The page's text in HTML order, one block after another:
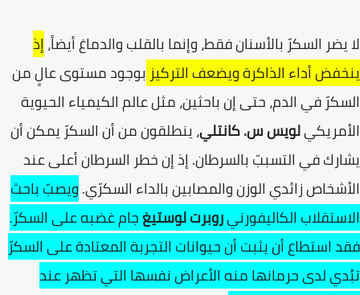
لا يضر السكرّ بالأسنان فقط، وإنما بالقلب والدماغ أيضاً،إذ
ينخفض أداء الذاكرة ويضعف التركيز بوجود مستوى عالٍ من
السكرّ في الدم، حتى إن باحثين، مثل عالم الكيمياء الحيوية
الأمريكيلويس س. كانتلي، ينطلقون من أن السكرّ يمكن أن
يشارك في التسببّ بالسرطان. إذ إن خطر السرطان أعلى عند
الأشخاص زائدي الوزن والمصابين بالداء السكرّي.ويصبّ باحث
الاستقلاب الكاليفورنيروبرت لوستيغجام غضبه على السكرّ.
فقد استطاع أن يثبت أن حيوانات التجربة المعتادة على السكرّ
تبُدي لدى حرمانها منه الأعراض نفسها التي تظهر عند